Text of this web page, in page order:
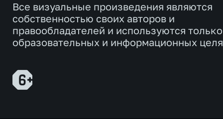
Все визуальные произведения являются
собственностью своих авторов и
правообладателей и используются
образовательных и информационных